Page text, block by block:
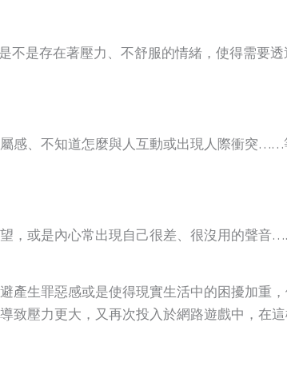
是存在著壓力、不舒服的情緒，使得需要透
感、不知道怎麼與人互動或出現人際衝突……
，或是內心常出現自己很差、很沒用的聲音
產生罪惡感或是使得現實生活中的困擾加重
致壓力更大，又再次投入於網路遊戲中，在